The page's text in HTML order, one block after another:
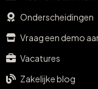
Onderscheidingen
Vraag een demo
Vacatures
Zakelijke blog